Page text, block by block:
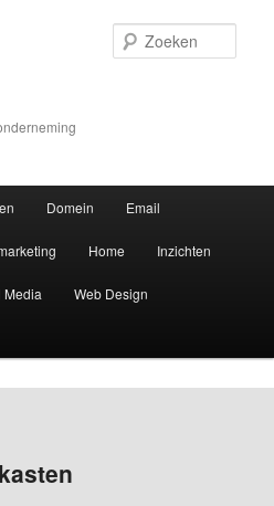
Domein Email
Home Inzichten
Media Web Design